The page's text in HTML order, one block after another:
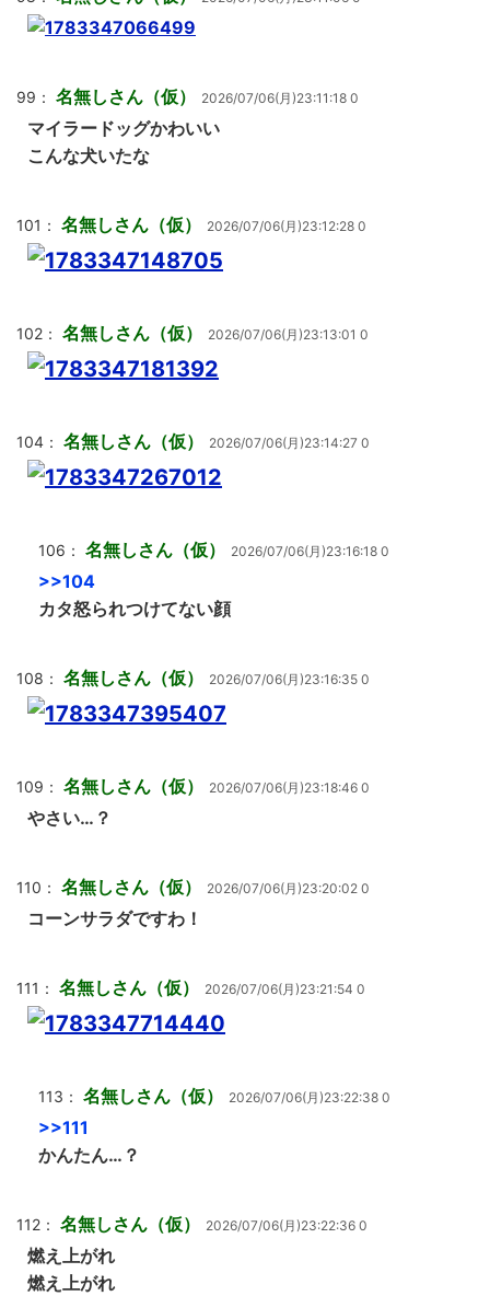
99： 名無しさん（仮） 2026/07/06(月)23:11:18 0
マイラードッグかわいい
こんな犬いたな
101： 名無しさん（仮） 2026/07/06(月)23:12:28 0
102： 名無しさん（仮） 2026/07/06(月)23:13:01 0
104： 名無しさん（仮） 2026/07/06(月)23:14:27 0
106： 名無しさん（仮） 2026/07/06(月)23:16:18 0
>>104
カタ怒られつけてない顔
108： 名無しさん（仮） 2026/07/06(月)23:16:35 0
109： 名無しさん（仮） 2026/07/06(月)23:18:46 0
やさい…？
110： 名無しさん（仮） 2026/07/06(月)23:20:02 0
コーンサラダですわ！
111： 名無しさん（仮） 2026/07/06(月)23:21:54 0
113： 名無しさん（仮） 2026/07/06(月)23:22:38 0
>>111
かんたん…？
112： 名無しさん（仮） 2026/07/06(月)23:22:36 0
燃え上がれ
燃え上がれ